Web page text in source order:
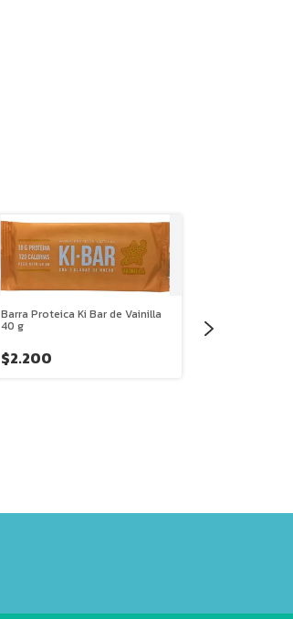
Barra Proteica Ki Bar de Vainilla
40 g
$2.200